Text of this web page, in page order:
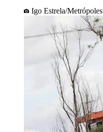
Igo Estrela/Metrópoles